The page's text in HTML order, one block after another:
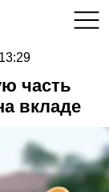
часть
вкладе